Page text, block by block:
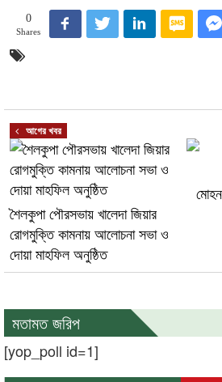
0
Shares
আগের খবর
শৈলকুপা পৌরসভায় খালেদা জিয়ার
রোগমুক্তি কামনায় আলোচনা সভা ও
দোয়া মাহফিল অনুষ্ঠিত
মতামত জরিপ
[yop_poll id=1]